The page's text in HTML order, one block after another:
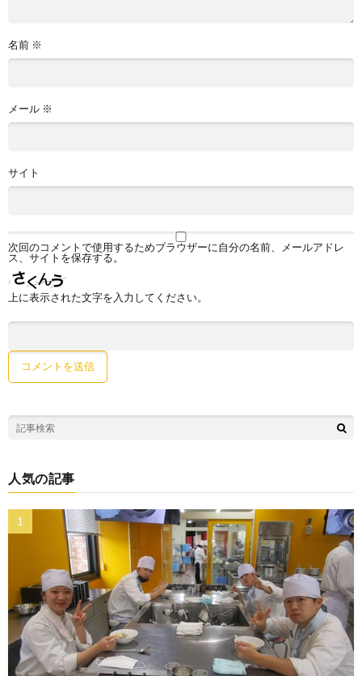
名前 ※
メール ※
サイト
次回のコメントで使用するためブラウザーに自分の名前、メールアドレ
ス、サイトを保存する。
上に表示された文字を入力してください。
人気の記事